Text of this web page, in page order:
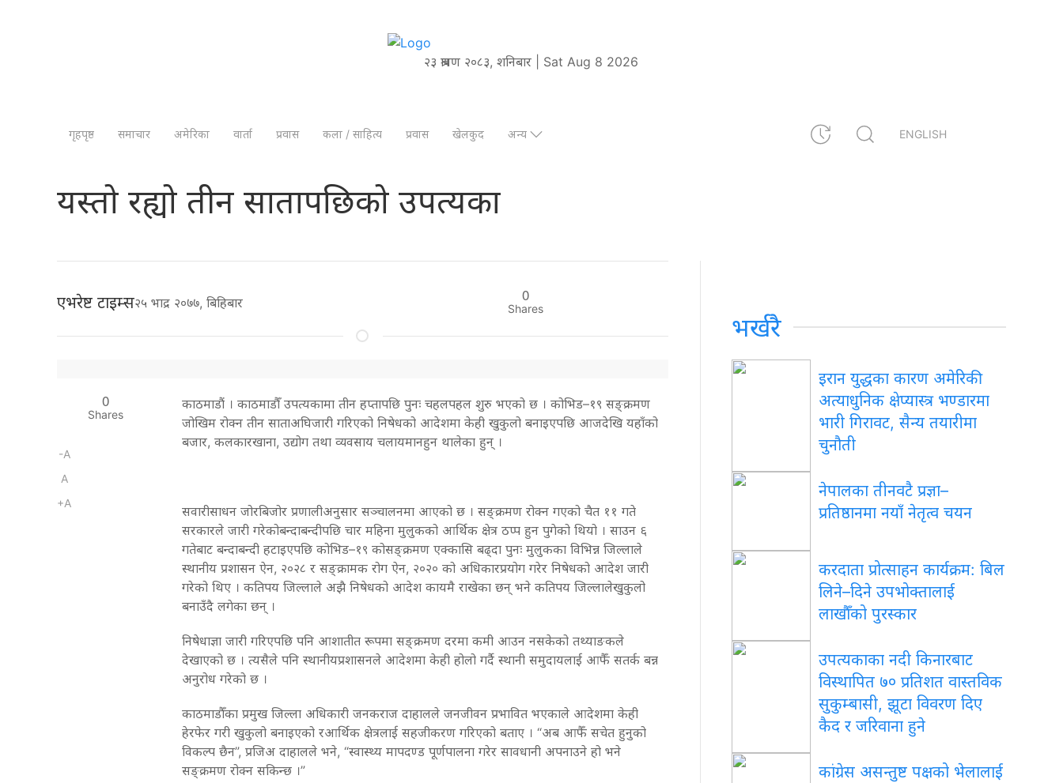
२३ श्रावण २०८३, शनिबार | Sat Aug 8 2026
गृहपृष्ठ समाचार अमेरिका वार्ता प्रवास कला / साहित्य प्रवास खेलकुद अन्य ENGLISH
यस्तो रह्यो तीन सातापछिको उपत्यका
एभरेष्ट टाइम्स२५ भाद्र २०७७, बिहिबार 0
Shares
0
Shares
-A
A
+A
काठमाडौं । काठमाडौँ उपत्यकामा तीन हप्तापछि पुनः चहलपहल शुरु भएको छ । कोभिड–१९ सङ्क्रमण
जोखिम रोक्न तीन साताअघिजारी गरिएको निषेधको आदेशमा केही खुकुलो बनाइएपछि आजदेखि यहाँको
बजार, कलकारखाना, उद्योग तथा व्यवसाय चलायमानहुन थालेका हुन् ।
सवारीसाधन जोरबिजोर प्रणालीअनुसार सञ्चालनमा आएको छ । सङ्क्रमण रोक्न गएको चैत ११ गते
सरकारले जारी गरेकोबन्दाबन्दीपछि चार महिना मुलुकको आर्थिक क्षेत्र ठप्प हुन पुगेको थियो । साउन ६
गतेबाट बन्दाबन्दी हटाइएपछि कोभिड–१९ कोसङ्क्रमण एक्कासि बढ्दा पुनः मुलुकका विभिन्न जिल्लाले
स्थानीय प्रशासन ऐन, २०२८ र सङ्क्रामक रोग ऐन, २०२० को अधिकारप्रयोग गरेर निषेधको आदेश जारी
गरेको थिए । कतिपय जिल्लाले अझै निषेधको आदेश कायमै राखेका छन् भने कतिपय जिल्लालेखुकुलो
बनाउँदै लगेका छन् ।
निषेधाज्ञा जारी गरिएपछि पनि आशातीत रूपमा सङ्क्रमण दरमा कमी आउन नसकेको तथ्याङकले
देखाएको छ । त्यसैले पनि स्थानीयप्रशासनले आदेशमा केही होलो गर्दै स्थानी समुदायलाई आफैँ सतर्क बन्न
अनुरोध गरेको छ ।
काठमाडौँका प्रमुख जिल्ला अधिकारी जनकराज दाहालले जनजीवन प्रभावित भएकाले आदेशमा केही
हेरफेर गरी खुकुलो बनाइएको रआर्थिक क्षेत्रलाई सहजीकरण गरिएको बताए । “अब आफैँ सचेत हुनुको
विकल्प छैन”, प्रजिअ दाहालले भने, “स्वास्थ्य मापदण्ड पूर्णपालना गरेर सावधानी अपनाउने हो भने
सङ्क्रमण रोक्न सकिन्छ ।”
भर्खरै
इरान युद्धका कारण अमेरिकी
अत्याधुनिक क्षेप्यास्त्र भण्डारमा
भारी गिरावट, सैन्य तयारीमा
चुनौती
नेपालका तीनवटै प्रज्ञा–
प्रतिष्ठानमा नयाँ नेतृत्व चयन
करदाता प्रोत्साहन कार्यक्रम: बिल
लिने–दिने उपभोक्तालाई
लाखौँको पुरस्कार
उपत्यकाका नदी किनारबाट
विस्थापित ७० प्रतिशत वास्तविक
सुकुम्बासी, झूटा विवरण दिए
कैद र जरिवाना हुने
कांग्रेस असन्तुष्ट पक्षको भेलालाई